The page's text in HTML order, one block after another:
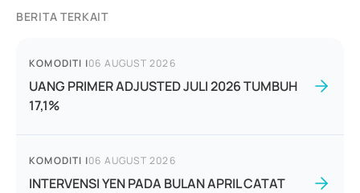
BERITA TERKAIT
KOMODITI |06 AUGUST 2026
UANG PRIMER ADJUSTED JULI 2026 TUMBUH
17,1%
KOMODITI |06 AUGUST 2026
INTERVENSI YEN PADA BULAN APRIL CATAT